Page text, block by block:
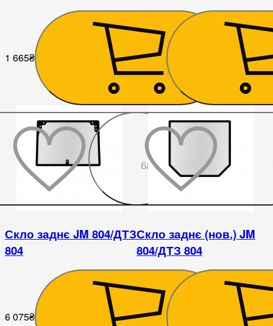
1 665₴ 6 075₴
бажаного
Скло заднє JM 804/ДТЗ
804
6 075₴
Скло заднє (нов.) JM
804/ДТЗ 804
6 075₴